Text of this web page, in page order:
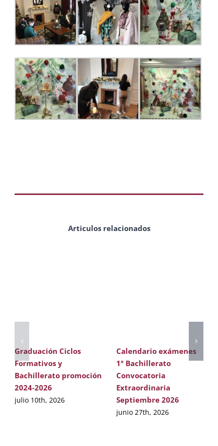
Articulos relacionados
Graduación Ciclos
Formativos y
Bachillerato promoción
2024-2026
julio 10th, 2026
Calendario exámenes
1º Bachillerato
Convocatoria
Extraordinaria
Septiembre 2026
junio 27th, 2026